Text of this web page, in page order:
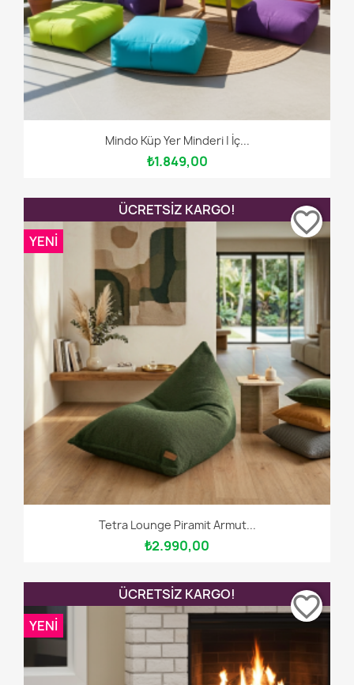
Mindo Küp Yer Minderi | İç...
₺1.849,00
Tetra Lounge Piramit Armut...
₺2.990,00
ÜCRETSIZ KARGO!
YENI
favorite_border
ÜCRETSIZ KARGO!
YENI
favorite_border